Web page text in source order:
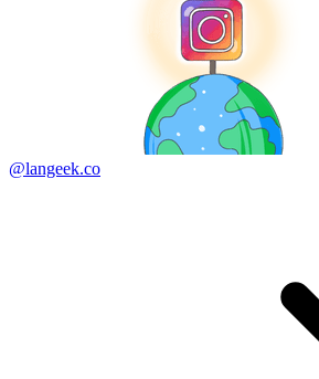
@langeek.co